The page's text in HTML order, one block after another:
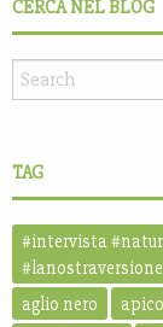
CERCA NEL BLOG
TAG
#intervista
#lanostraversione
aglio nero